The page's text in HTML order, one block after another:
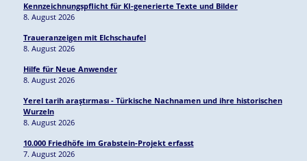
Kennzeichnungspflicht für KI-generierte Texte und Bilder
8. August 2026
Traueranzeigen mit Elchschaufel
8. August 2026
Hilfe für Neue Anwender
8. August 2026
Yerel tarih araştırması - Türkische Nachnamen und ihre historischen
Wurzeln
8. August 2026
10.000 Friedhöfe im Grabstein-Projekt erfasst
7. August 2026